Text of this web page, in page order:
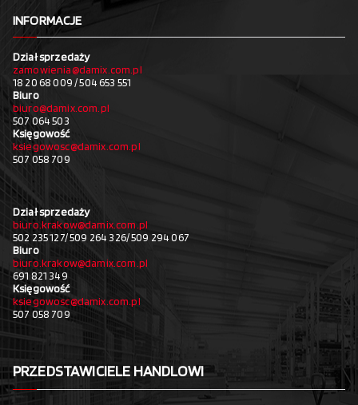
INFORMACJE
Dział sprzedaży
zamowienia@damix.com.pl
18 20 68 009 / 504 653 551
Biuro
biuro@damix.com.pl
507 064 503
Księgowość
ksiegowosc@damix.com.pl
507 058 709
Dział sprzedaży
biuro.krakow@damix.com.pl
502 235 127/ 509 264 326/ 509 294 067
Biuro
biuro.krakow@damix.com.pl
691 821 349
Księgowość
ksiegowosc@damix.com.pl
507 058 709
PRZEDSTAWICIELE HANDLOWI